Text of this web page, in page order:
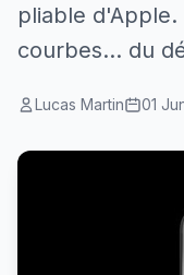
pliable
courbes... du
Lucas Martin 01